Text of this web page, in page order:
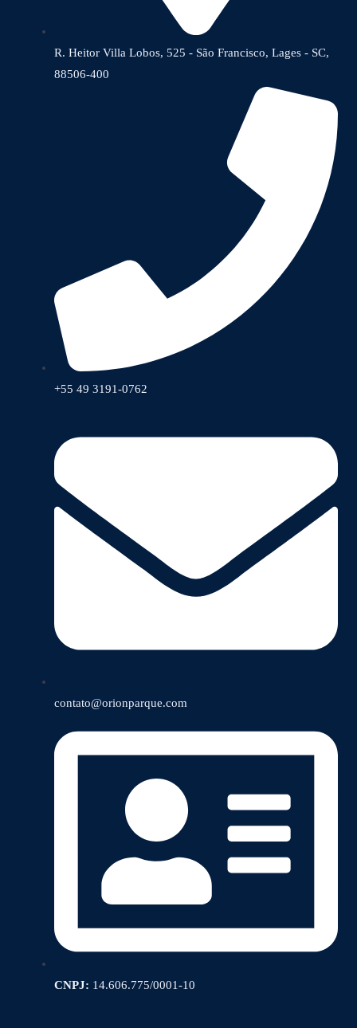
R. Heitor Villa Lobos, 525 - São Francisco, Lages - SC,
88506-400
+55 49 3191-0762
contato@orionparque.com
CNPJ: 14.606.775/0001-10